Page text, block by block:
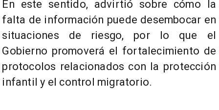
En este sentido, advirtió sobre cómo la
falta de información puede desembocar en
situaciones de riesgo, por lo que el
Gobierno promoverá el fortalecimiento de
protocolos relacionados con la protección
infantil y el control migratorio.